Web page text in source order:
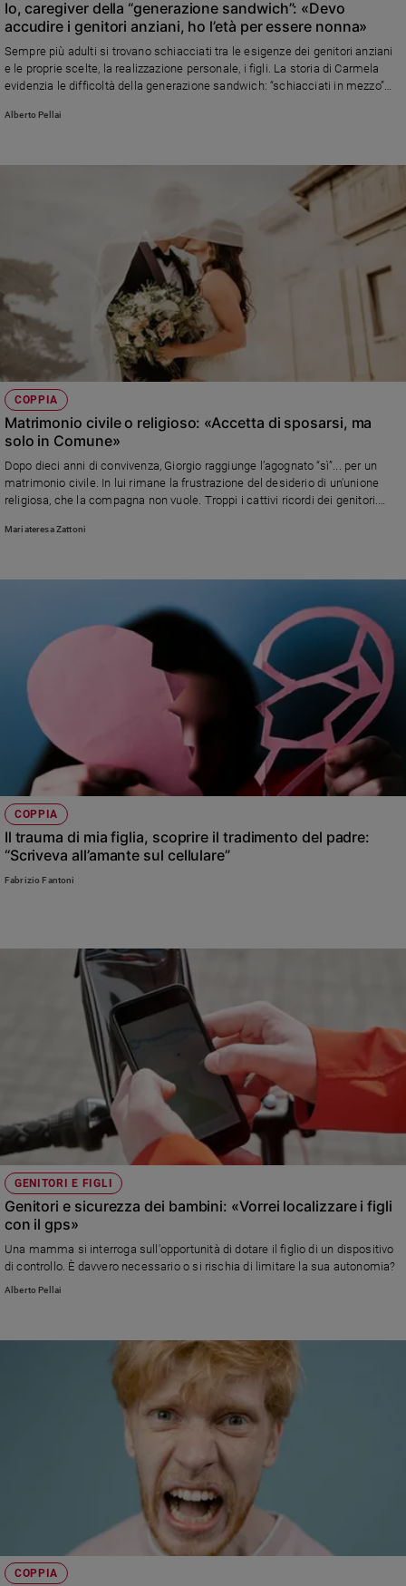
Io, caregiver della “generazione sandwich”: «Devo
accudire i genitori anziani, ho l’età per essere nonna»
Sempre più adulti si trovano schiacciati tra le esigenze dei genitori anziani
e le proprie scelte, la realizzazione personale, i figli. La storia di Carmela
evidenzia le difficoltà della generazione sandwich: “schiacciati in mezzo”
Alberto Pellai
COPPIA
Matrimonio civile o religioso: «Accetta di sposarsi, ma
solo in Comune»
Dopo dieci anni di convivenza, Giorgio raggiunge l’agognato “sì”... per un
matrimonio civile. In lui rimane la frustrazione del desiderio di un'unione
religiosa, che la compagna non vuole. Troppi i cattivi ricordi dei genitori.
Mariateresa Zattoni
COPPIA
Il trauma di mia figlia, scoprire il tradimento del padre:
“Scriveva all’amante sul cellulare”
Fabrizio Fantoni
GENITORI E FIGLI
Genitori e sicurezza dei bambini: «Vorrei localizzare i figli
con il gps»
Una mamma si interroga sull'opportunità di dotare il figlio di un dispositivo
di controllo. È davvero necessario o si rischia di limitare la sua autonomia?
Alberto Pellai
COPPIA